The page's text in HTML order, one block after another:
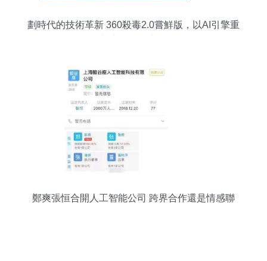
劃時代的技術革新 360殺毒2.0嘗鮮版，以AI引擎重
鄭爽張恒合開人工智能公司 跨界合作還是情感聯